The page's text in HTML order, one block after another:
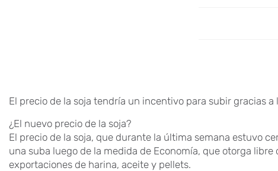
El precio de la soja tendría un incentivo para subir gracias
¿El nuevo precio de la soja?
El precio de la soja, que durante la última semana estuvo
una suba luego de la medida de Economía, que otorga
exportaciones de harina, aceite y pellets.